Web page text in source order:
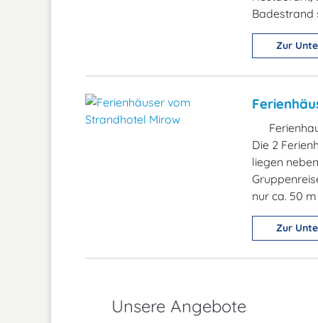
Badestrand
Zur
Die 2
liegen
nur ca. 50
Zur
Unsere Angebote